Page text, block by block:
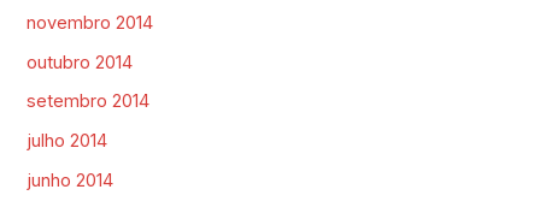
novembro 2014
outubro 2014
setembro 2014
julho 2014
junho 2014